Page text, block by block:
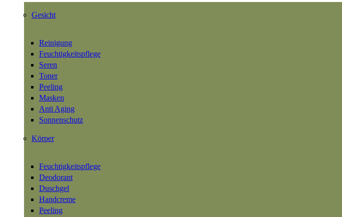
Gesicht
Reinigung
Feuchtigkeitspflege
Seren
Toner
Peeling
Masken
Anti Aging
Sonnenschutz
Körper
Feuchtigkeitspflege
Deodorant
Duschgel
Handcreme
Peeling